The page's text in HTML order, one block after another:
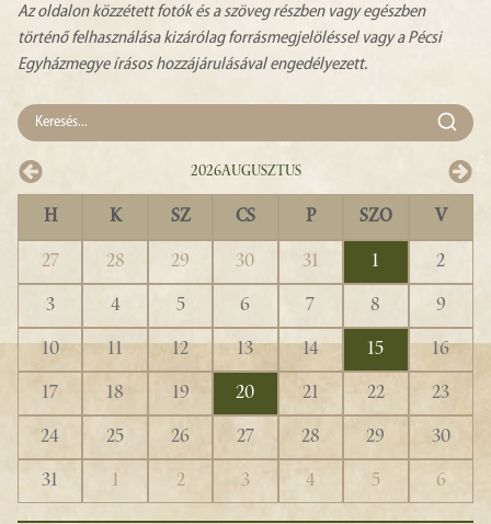
Az oldalon közzétett fotók és a szöveg részben vagy egészben
történő felhasználása kizárólag forrásmegjelöléssel vagy a Pécsi
Egyházmegye írásos hozzájárulásával engedélyezett.
2026Augusztus
H K SZ CS P SZO V
27 28 29 30 31 1
2
3
4 5 6 7 8
9
10
11 12 13 14 15
16
17
18 19 20 21 22
23
24
25 26 27 28 29
30
31
1 2 3 4 5 6